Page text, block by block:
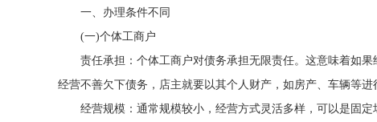
一、办理条件不同
(一)个体工商户
责任承担：个体工商户对债务承担无限责任。这意味着如
经营不善欠下债务，店主就要以其个人财产，如房产、车辆等进
经营规模：通常规模较小，经营方式灵活多样，可以是固